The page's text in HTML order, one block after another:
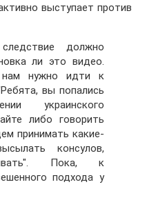
выступает против
должно
ли это видео.
нужно идти к
вы попались
украинского
либо говорить
принимать какие-
консулов,
Пока, к
подхода у